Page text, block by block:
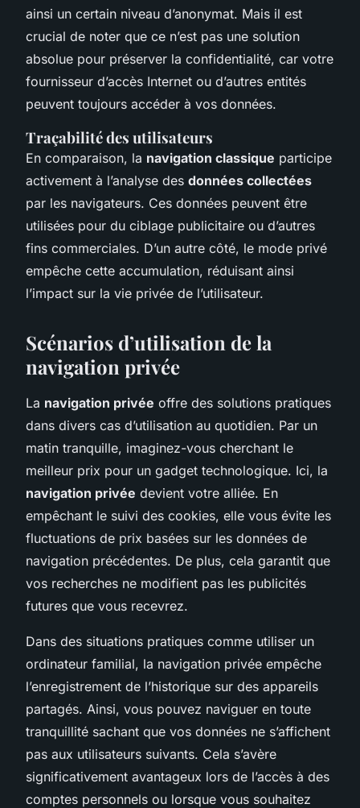
ainsi un certain niveau d’anonymat. Mais il est
crucial de noter que ce n’est pas une solution
absolue pour préserver la confidentialité, car votre
fournisseur d’accès Internet ou d’autres entités
peuvent toujours accéder à vos données.
Traçabilité des utilisateurs
En comparaison, la navigation classique participe
activement à l’analyse des données collectées
par les navigateurs. Ces données peuvent être
utilisées pour du ciblage publicitaire ou d’autres
fins commerciales. D’un autre côté, le mode privé
empêche cette accumulation, réduisant ainsi
l’impact sur la vie privée de l’utilisateur.
Scénarios d’utilisation de la
navigation privée
La navigation privée offre des solutions pratiques
dans divers cas d’utilisation au quotidien. Par un
matin tranquille, imaginez-vous cherchant le
meilleur prix pour un gadget technologique. Ici, la
navigation privée devient votre alliée. En
empêchant le suivi des cookies, elle vous évite les
fluctuations de prix basées sur les données de
navigation précédentes. De plus, cela garantit que
vos recherches ne modifient pas les publicités
futures que vous recevrez.
Dans des situations pratiques comme utiliser un
ordinateur familial, la navigation privée empêche
l’enregistrement de l’historique sur des appareils
partagés. Ainsi, vous pouvez naviguer en toute
tranquillité sachant que vos données ne s’affichent
pas aux utilisateurs suivants. Cela s’avère
significativement avantageux lors de l’accès à des
comptes personnels ou lorsque vous souhaitez